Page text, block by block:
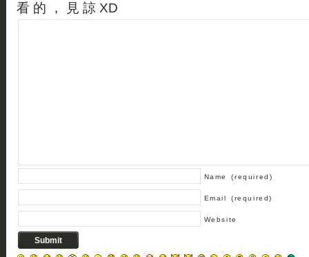
看 的 ， 見 諒 XD
Name (required)
Email (required)
Website